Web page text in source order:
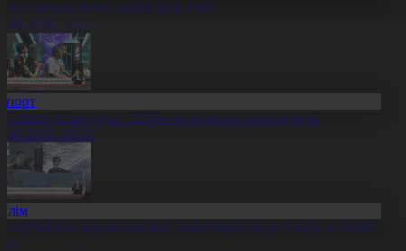
ыстық егінге қалай әсер етті?
20:22
ойындары – 2026» өз мәресіне жақындады
20:21
оқушылар ЖИ олимпиадасында 8 медаль жеңіп